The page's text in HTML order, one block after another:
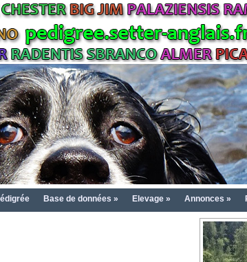
Base de données » Elevage » Annonces »